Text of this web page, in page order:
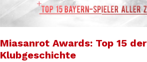
Miasanrot Awards: Top 15 der
Klubgeschichte